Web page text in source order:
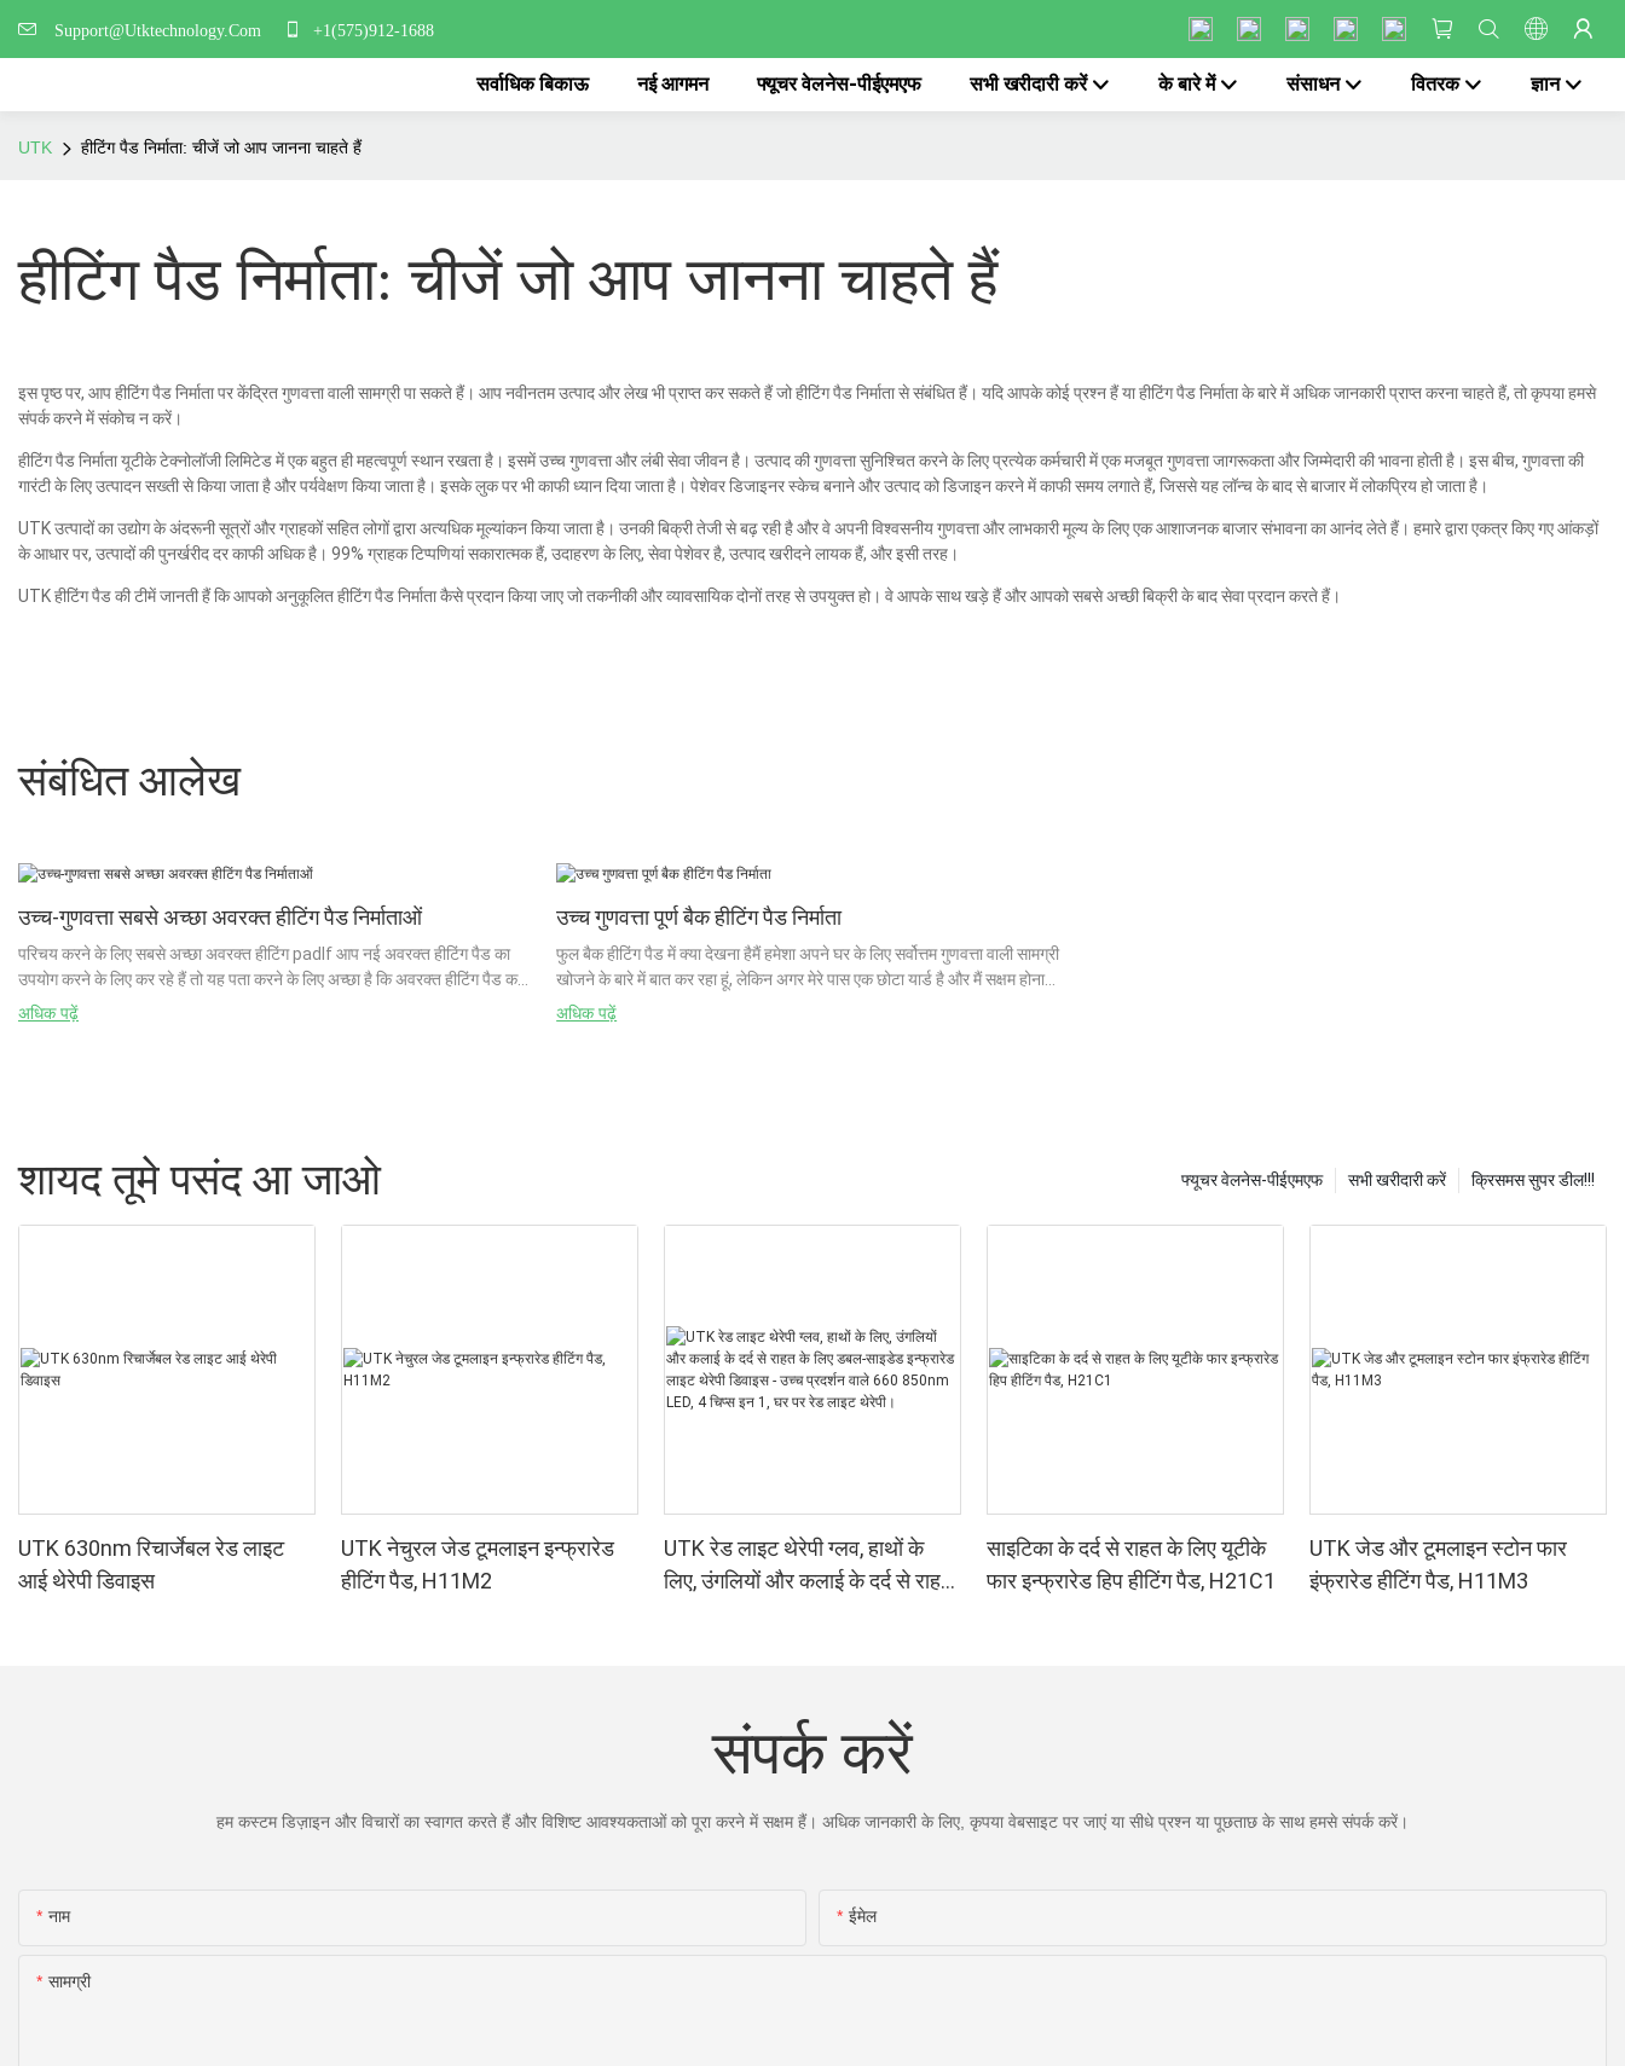
Support@Utktechnology.Com +1(575)912-1688
सर्वाधिक बिकाऊ नई आगमन फ्यूचर वेलनेस-पीईएमएफ सभी खरीदारी करें के बारे में संसाधन वितरक ज्ञान
UTK हीटिंग पैड निर्माता: चीजें जो आप जानना चाहते हैं
हीटिंग पैड निर्माता: चीजें जो आप जानना चाहते हैं
इस पृष्ठ पर, आप हीटिंग पैड निर्माता पर केंद्रित गुणवत्ता वाली सामग्री पा सकते हैं। आप नवीनतम उत्पाद और लेख भी प्राप्त कर सकते हैं जो हीटिंग पैड निर्माता से संबंधित हैं। यदि आपके कोई प्रश्न हैं या हीटिंग पैड निर्माता के बारे में अधिक जानकारी प्राप्त करना चाहते हैं, तो कृपया हमसे
संपर्क करने में संकोच न करें।
हीटिंग पैड निर्माता यूटीके टेक्नोलॉजी लिमिटेड में एक बहुत ही महत्वपूर्ण स्थान रखता है। इसमें उच्च गुणवत्ता और लंबी सेवा जीवन है। उत्पाद की गुणवत्ता सुनिश्चित करने के लिए प्रत्येक कर्मचारी में एक मजबूत गुणवत्ता जागरूकता और जिम्मेदारी की भावना होती है। इस बीच, गुणवत्ता की
गारंटी के लिए उत्पादन सख्ती से किया जाता है और पर्यवेक्षण किया जाता है। इसके लुक पर भी काफी ध्यान दिया जाता है। पेशेवर डिजाइनर स्केच बनाने और उत्पाद को डिजाइन करने में काफी समय लगाते हैं, जिससे यह लॉन्च के बाद से बाजार में लोकप्रिय हो जाता है।
UTK उत्पादों का उद्योग के अंदरूनी सूत्रों और ग्राहकों सहित लोगों द्वारा अत्यधिक मूल्यांकन किया जाता है। उनकी बिक्री तेजी से बढ़ रही है और वे अपनी विश्वसनीय गुणवत्ता और लाभकारी मूल्य के लिए एक आशाजनक बाजार संभावना का आनंद लेते हैं। हमारे द्वारा एकत्र किए गए आंकड़ों
के आधार पर, उत्पादों की पुनर्खरीद दर काफी अधिक है। 99% ग्राहक टिप्पणियां सकारात्मक हैं, उदाहरण के लिए, सेवा पेशेवर है, उत्पाद खरीदने लायक हैं, और इसी तरह।
UTK हीटिंग पैड की टीमें जानती हैं कि आपको अनुकूलित हीटिंग पैड निर्माता कैसे प्रदान किया जाए जो तकनीकी और व्यावसायिक दोनों तरह से उपयुक्त हो। वे आपके साथ खड़े हैं और आपको सबसे अच्छी बिक्री के बाद सेवा प्रदान करते हैं।
संबंधित आलेख
उच्च-गुणवत्ता सबसे अच्छा अवरक्त हीटिंग पैड निर्माताओं
परिचय करने के लिए सबसे अच्छा अवरक्त हीटिंग padIf आप नई अवरक्त हीटिंग पैड का
उपयोग करने के लिए कर रहे हैं तो यह पता करने के लिए अच्छा है कि अवरक्त हीटिंग पैड कई
प्रकार के होते हैं. A
अधिक पढ़ें
उच्च गुणवत्ता पूर्ण बैक हीटिंग पैड निर्माता
फुल बैक हीटिंग पैड में क्या देखना हैमैं हमेशा अपने घर के लिए सर्वोत्तम गुणवत्ता वाली सामग्री
खोजने के बारे में बात कर रहा हूं, लेकिन अगर मेरे पास एक छोटा यार्ड है और मैं सक्षम होना
चाहता हूं
अधिक पढ़ें
शायद तूमे पसंद आ जाओ क्रिसमस सुपर डील!!!
सभी खरीदारी करें
फ्यूचर वेलनेस-पीईएमएफ
UTK 630nm रिचार्जेबल रेड लाइट
आई थेरेपी डिवाइस
UTK नेचुरल जेड टूमलाइन इन्फ्रारेड
हीटिंग पैड, H11M2
UTK रेड लाइट थेरेपी ग्लव, हाथों के
लिए, उंगलियों और कलाई के दर्द से राहत
साइटिका के दर्द से राहत के लिए यूटीके
फार इन्फ्रारेड हिप हीटिंग पैड, H21C1
UTK जेड और टूमलाइन स्टोन फार
इंफ्रारेड हीटिंग पैड, H11M3
संपर्क करें
हम कस्टम डिज़ाइन और विचारों का स्वागत करते हैं और विशिष्ट आवश्यकताओं को पूरा करने में सक्षम हैं। अधिक जानकारी के लिए, कृपया वेबसाइट पर जाएं या सीधे प्रश्न या पूछताछ के साथ हमसे संपर्क करें।
नाम ईमेल
सामग्री